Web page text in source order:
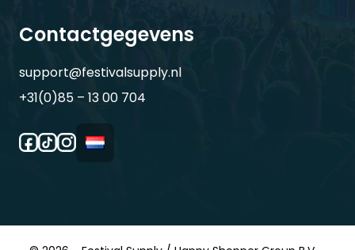
Contactgegevens
support@festivalsupply.nl
+31(0)85 – 13 00 704